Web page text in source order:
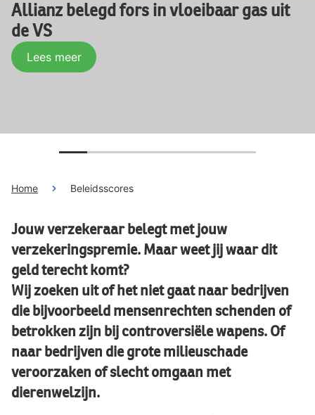
Allianz belegd fors in vloeibaar gas uit
de VS
Lees meer
Home Beleidsscores
Jouw verzekeraar belegt met jouw
verzekeringspremie. Maar weet jij waar dit
geld terecht komt?
Wij zoeken uit of het niet gaat naar bedrijven
die bijvoorbeeld mensenrechten schenden of
betrokken zijn bij controversiële wapens. Of
naar bedrijven die grote milieuschade
veroorzaken of slecht omgaan met
dierenwelzijn.